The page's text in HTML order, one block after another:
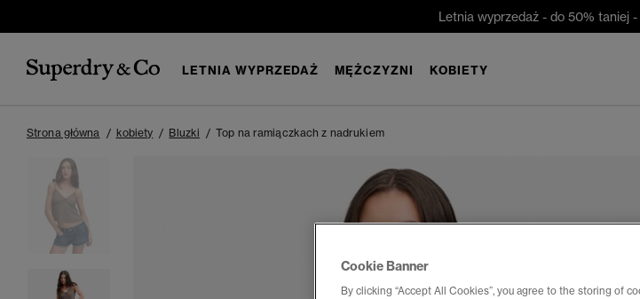
Letnia wyprzedaż - do 50% taniej -
LETNIA WYPRZEDAŻ MĘŻCZYZNI KOBIETY
Strona główna kobiety Bluzki Top na ramiączkach z nadrukiem
Cookie Banner
By clicking “Accept All Cookies”, you agree to the storing of